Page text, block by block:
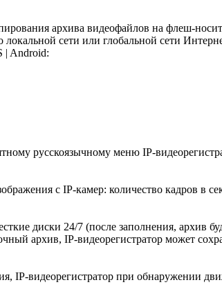
архива видеофайлов на флеш-
сети или глобальной сети
| Android:
русскоязычному меню IP-
с IP-камер: количество кадров в
диски 24/7 (после заполнения, архив
архив, IP-видеорегистратор может
видеорегистратор при обнаружении